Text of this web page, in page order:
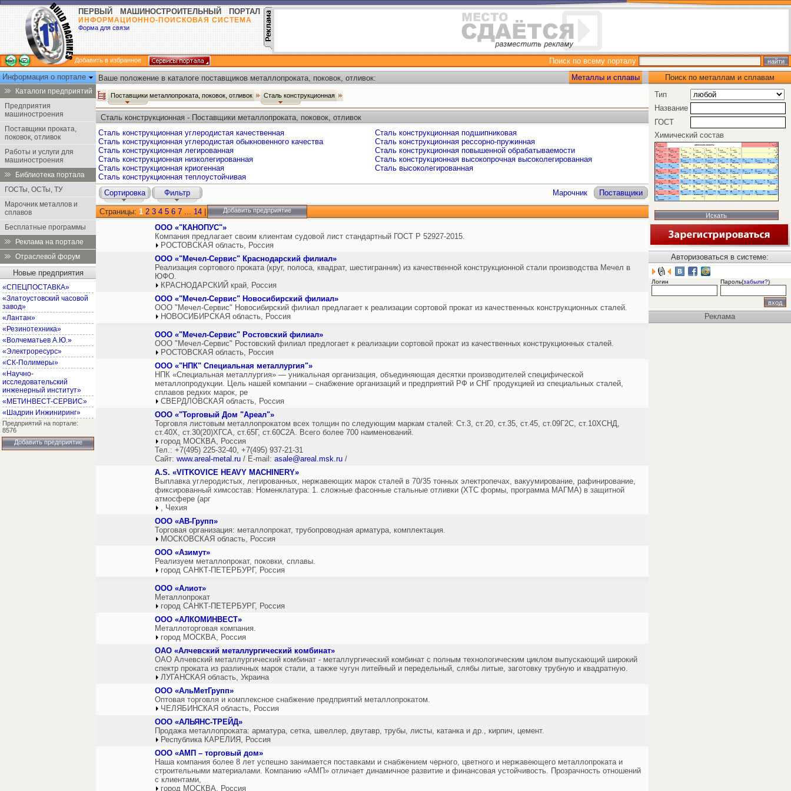
ПЕРВЫЙ МАШИНОСТРОИТЕЛЬНЫЙ ПОРТАЛ
ИНФОРМАЦИОННО-ПОИСКОВАЯ СИСТЕМА
Форма для связи
Добавить в избранное
Поиск по всему порталу
Информация о портале
Каталоги предприятий
Предприятия
машиностроения
Поставщики проката,
поковок, отливок
Работы и услуги для
машиностроения
Библиотека портала
ГОСТы, ОСТы, ТУ
Марочник металлов и
сплавов
Бесплатные программы
Реклама на портале
Отраслевой форум
Новые предприятия
«СПЕЦПОСТАВКА»
«Златоустовский часовой
завод»
«Лантан»
«Резинотехника»
«Волчематьев А.Ю.»
«Электроресурс»
«СК-Полимеры»
«Научно-
исследовательский
инженерный институт»
«МЕТИНВЕСТ-СЕРВИС»
«Шадрин Инжиниринг»
Предприятий на портале:
8576
Добавить предприятие
Ваше положение в каталоге поставщиков металлопроката, поковок, отливок: Металлы и сплавы
Поставщики металлопроката, поковок, отливок Сталь конструкционная
Сталь конструкционная - Поставщики металлопроката, поковок, отливок
Сталь конструкционная углеродистая качественная
Сталь конструкционная углеродистая обыкновенного качества
Сталь конструкционная легированная
Сталь конструкционная низколегированная
Сталь конструкционная криогенная
Сталь конструкционная теплоустойчивая
Сталь конструкционная подшипниковая
Сталь конструкционная рессорно-пружинная
Сталь конструкционная повышенной обрабатываемости
Сталь конструкционная высокопрочная высоколегированная
Сталь высоколегированная
Сортировка Фильтр Марочник Поставщики
Страницы: 1 2 3 4 5 6 7 ... 14 Добавить предприятие
ООО «"КАНОПУС"»
Компания предлагает своим клиентам судовой лист стандартный ГОСТ Р 52927-2015.
РОСТОВСКАЯ область, Россия
ООО «"Мечел-Сервис" Краснодарский филиал»
Реализация сортового проката (круг, полоса, квадрат, шестигранник) из качественной конструкционной стали производства Мечел в
ЮФО.
КРАСНОДАРСКИЙ край, Россия
ООО «"Мечел-Сервис" Новосибирский филиал»
ООО "Мечел-Сервис" Новосибирский филиал предлагает к реализации сортовой прокат из качественных конструкционных сталей.
НОВОСИБИРСКАЯ область, Россия
ООО «"Мечел-Сервис" Ростовский филиал»
ООО "Мечел-Сервис" Ростовский филиал предлогает к реализации сортовой прокат из качественных конструкционных сталей.
РОСТОВСКАЯ область, Россия
ООО «"НПК" Специальная металлургия"»
НПК «Специальная металлургия» ― уникальная организация, объединяющая десятки производителей специфической
металлопродукции. Цель нашей компании – снабжение организаций и предприятий РФ и СНГ продукцией из специальных сталей,
сплавов редких марок, ре
СВЕРДЛОВСКАЯ область, Россия
ООО «"Торговый Дом "Ареал"»
Торговля листовым металлопрокатом всех толщин по следующим маркам сталей: Ст.3, ст.20, ст.35, ст.45, ст.09Г2С, ст.10ХСНД,
ст.40Х, ст.30(20)ХГСА, ст.65Г, ст.60С2А. Всего более 700 наименований.
город МОСКВА, Россия
Тел.: +7(495) 225-32-40, +7(495) 937-21-31
Сайт: www.areal-metal.ru / E-mail: asale@areal.msk.ru /
A.S. «VITKOVICE HEAVY MACHINERY»
Выплавка углеродистых, легированных, нержавеющих марок сталей в 70/35 тонных электропечах, вакуумирование, рафинирование,
фиксированный химсостав: Номенклатура: 1. сложные фасонные стальные отливки (ХТС формы, программа МАГМА) в защитной
атмосфере (арг
, Чехия
ООО «АВ-Групп»
Торговая организация: металлопрокат, трубопроводная арматура, комплектация.
МОСКОВСКАЯ область, Россия
ООО «Азимут»
Реализуем металлопрокат, поковки, сплавы.
город САНКТ-ПЕТЕРБУРГ, Россия
ООО «Алиот»
Металлопрокат
город САНКТ-ПЕТЕРБУРГ, Россия
ООО «АЛКОМИНВЕСТ»
Металлоторговая компания.
город МОСКВА, Россия
ОАО «Алчевский металлургический комбинат»
ОАО Алчевский металлургический комбинат - металлургический комбинат с полным технологическим циклом выпускающий широкий
спектр проката из различных марок стали, а также чугун литейный и передельный, слябы литые, заготовку трубную и квадратную.
ЛУГАНСКАЯ область, Украина
ООО «АльМетГрупп»
Оптовая торговля и комплексное снабжение предприятий металлопрокатом.
ЧЕЛЯБИНСКАЯ область, Россия
ООО «АЛЬЯНС-ТРЕЙД»
Продажа металлопроката: арматура, сетка, швеллер, двутавр, трубы, листы, катанка и др., кирпич, цемент.
Республика КАРЕЛИЯ, Россия
ООО «АМП – торговый дом»
Наша компания более 8 лет успешно занимается поставками и снабжением черного, цветного и нержавеющего металлопроката и
строительными материалами. Компанию «АМП» отличает динамичное развитие и финансовая устойчивость. Прозрачность отношений
с клиентами,
город МОСКВА, Россия
Поиск по металлам и сплавам
Тип
Название
ГОСТ
Химический состав
Авторизоваться в системе:
Логин Пароль(забыли?)
Реклама